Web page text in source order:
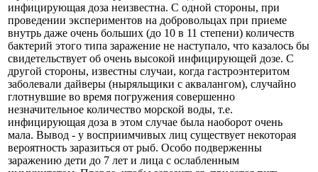
инфицирующая доза неизвестна. С одной стороны, при
проведении экспериментов на добровольцах при приеме
внутрь даже очень больших (до 10 в 11 степени) количеств
бактерий этого типа заражение не наступало, что казалось бы
свидетельствует об очень высокой инфицирующей дозе. С
другой стороны, известны случаи, когда гастроэнтеритом
заболевали дайверы (ныряльщики с аквалангом), случайно
глотнувшие во время погружения совершенно
незначительное количество морской воды, т.е.
инфицирующая доза в этом случае была наоборот очень
мала. Вывод - у восприимчивых лиц существует некоторая
вероятность заразиться от рыб. Особо подверженны
заражению дети до 7 лет и лица с ослабленным